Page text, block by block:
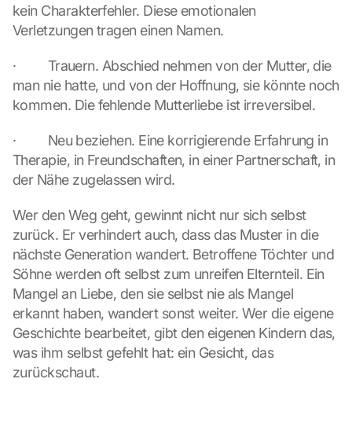
kein Charakterfehler. Diese emotionalen
Verletzungen tragen einen Namen.
·         Trauern. Abschied nehmen von der Mutter, die
man nie hatte, und von der Hoffnung, sie könnte noch
kommen. Die fehlende Mutterliebe ist irreversibel.
·         Neu beziehen. Eine korrigierende Erfahrung in
Therapie, in Freundschaften, in einer Partnerschaft, in
der Nähe zugelassen wird.
Wer den Weg geht, gewinnt nicht nur sich selbst
zurück. Er verhindert auch, dass das Muster in die
nächste Generation wandert. Betroffene Töchter und
Söhne werden oft selbst zum unreifen Elternteil. Ein
Mangel an Liebe, den sie selbst nie als Mangel
erkannt haben, wandert sonst weiter. Wer die eigene
Geschichte bearbeitet, gibt den eigenen Kindern das,
was ihm selbst gefehlt hat: ein Gesicht, das
zurückschaut.
t
h
s
p
c
o
n
s
r
e
e
n
,
y
o